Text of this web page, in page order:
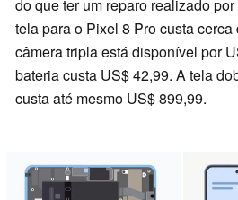
do que ter um reparo realizado
tela para o Pixel 8 Pro custa
câmera tripla está disponível por
bateria custa US$ 42,99. A tela
custa até mesmo US$ 899,99.